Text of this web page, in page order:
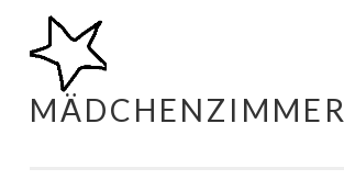
Zum
Inhalt
springen
MÄDCHENZIMMER